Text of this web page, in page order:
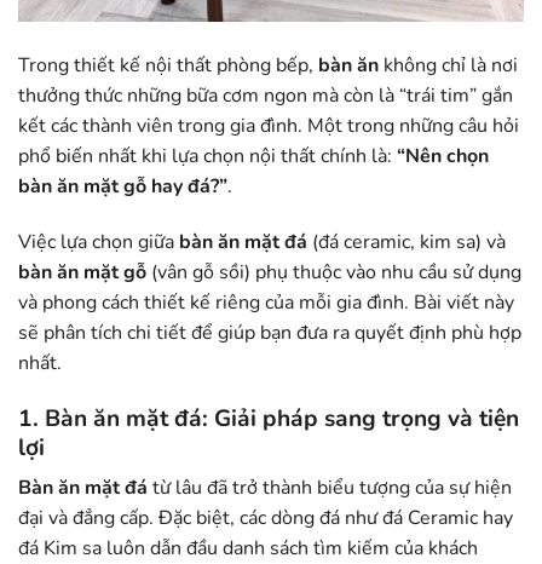
Trong thiết kế nội thất phòng bếp, bàn ăn không chỉ là nơi
thưởng thức những bữa cơm ngon mà còn là “trái tim” gắn
kết các thành viên trong gia đình. Một trong những câu hỏi
phổ biến nhất khi lựa chọn nội thất chính là: “Nên chọn
bàn ăn mặt gỗ hay đá?”.
Việc lựa chọn giữa bàn ăn mặt đá (đá ceramic, kim sa) và
bàn ăn mặt gỗ (vân gỗ sồi) phụ thuộc vào nhu cầu sử dụng
và phong cách thiết kế riêng của mỗi gia đình. Bài viết này
sẽ phân tích chi tiết để giúp bạn đưa ra quyết định phù hợp
nhất.
1. Bàn ăn mặt đá: Giải pháp sang trọng và tiện
lợi
Bàn ăn mặt đá từ lâu đã trở thành biểu tượng của sự hiện
đại và đẳng cấp. Đặc biệt, các dòng đá như đá Ceramic hay
đá Kim sa luôn dẫn đầu danh sách tìm kiếm của khách